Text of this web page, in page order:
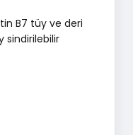
B7 tüy ve deri
sindirilebilir